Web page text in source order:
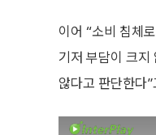
이어 “소비 침체
기저 부담이 크지
않다고 판단한다